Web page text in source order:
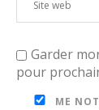
Garder
pour
ME